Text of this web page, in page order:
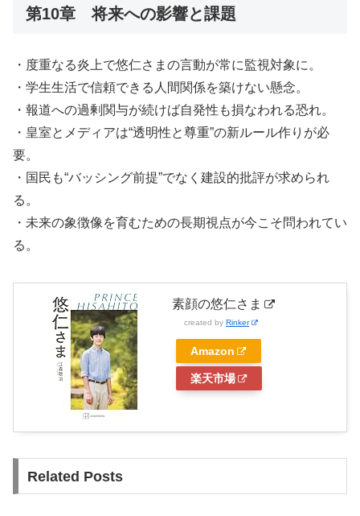
第10章 将来への影響と課題
・度重なる炎上で悠仁さまの言動が常に監視対象に。
・学生生活で信頼できる人間関係を築けない懸念。
・報道への過剰関与が続けば自発性も損なわれる恐れ。
・皇室とメディアは“透明性と尊重”の新ルール作りが必
要。
・国民も“バッシング前提”でなく建設的批評が求められ
る。
・未来の象徴像を育むための長期視点が今こそ問われてい
る。
素顔の悠仁さま
created by Rinker
Amazon
楽天市場
Related Posts